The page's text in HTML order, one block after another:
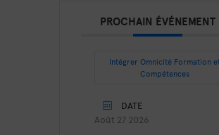
PROCHAIN ÉVÉNEMENT
Intégrer Omnicité Formation
Compétences
DATE
Août 27 2026